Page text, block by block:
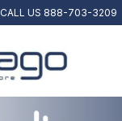
CALL US 888-703-3209